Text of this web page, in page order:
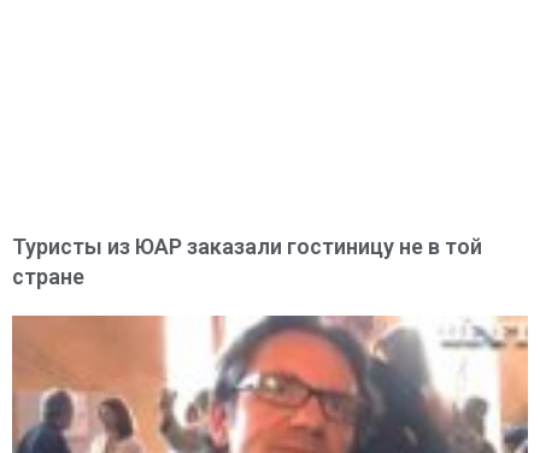
Туристы из ЮАР заказали гостиницу не в той
стране